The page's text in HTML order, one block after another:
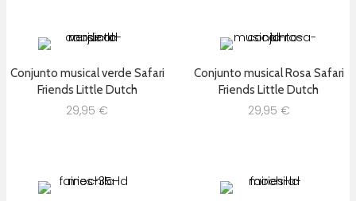
Conjunto musical verde Safari
Friends Little Dutch
29,95 €
Conjunto musical Rosa Safari
Friends Little Dutch
29,95 €